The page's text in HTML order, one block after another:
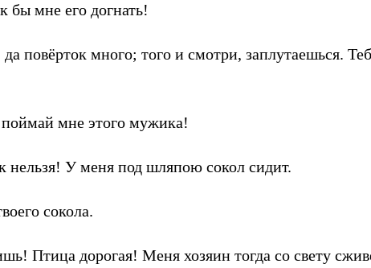
мне его догнать!
повёрток много; того и смотри, заплутаешься.
мне этого мужика!
У меня под шляпою сокол сидит.
сокола.
Птица дорогая! Меня хозяин тогда со свету